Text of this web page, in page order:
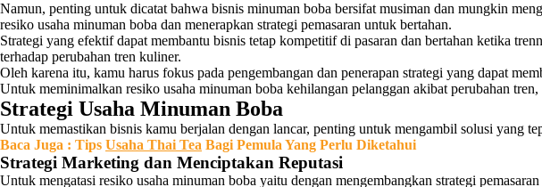
Namun, penting untuk dicatat bahwa bisnis minuman boba bersifat musiman dan mungkin
resiko usaha minuman boba dan menerapkan strategi pemasaran untuk bertahan.
Strategi yang efektif dapat membantu bisnis tetap kompetitif di pasaran dan bertahan ketika
terhadap perubahan tren kuliner.
Oleh karena itu, kamu harus fokus pada pengembangan dan penerapan strategi yang dapat
Untuk meminimalkan resiko usaha minuman boba kehilangan pelanggan akibat perubahan
Strategi Usaha Minuman Boba
Untuk memastikan bisnis kamu berjalan dengan lancar, penting untuk mengambil solusi yang
Baca Juga : Tips Usaha Thai Tea Bagi Pemula Yang Perlu Diketahui
Strategi Marketing dan Menciptakan Reputasi
Untuk mengatasi resiko usaha minuman boba yaitu dengan mengembangkan strategi